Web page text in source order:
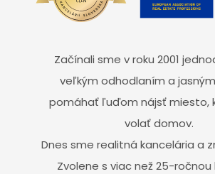
Začínali sme v roku 2001
veľkým odhodlaním a
pomáhať ľuďom nájsť miesto,
volať domov.
Dnes sme realitná kancelária a
Zvolene s viac než 25-ročnou